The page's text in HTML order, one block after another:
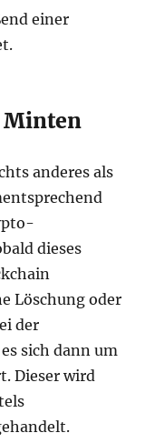
einer
Minten
anderes als
dieses
Löschung oder
der
sich dann um
Dieser wird